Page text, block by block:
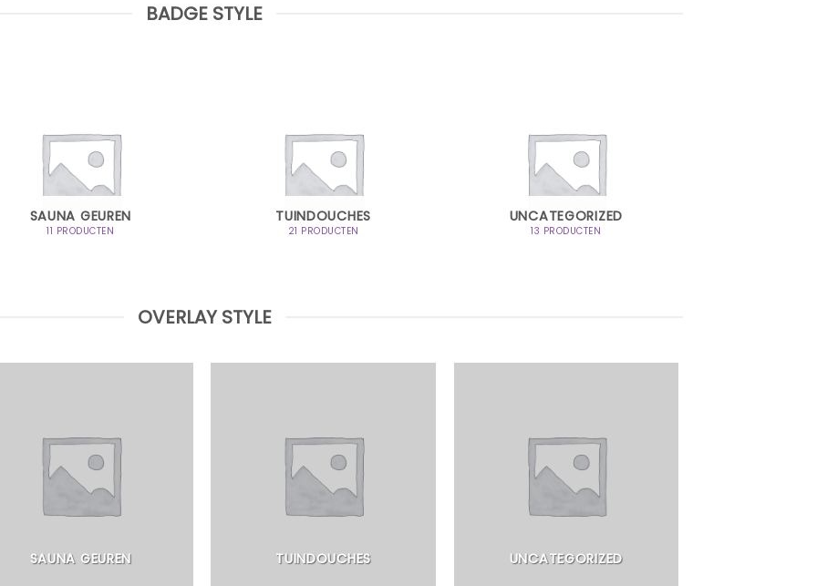
BADGE STYLE
SAUNA GEUREN
11 PRODUCTEN
TUINDOUCHES
21 PRODUCTEN
UNCATEGORIZED
13 PRODUCTEN
OVERLAY STYLE
SAUNA GEUREN TUINDOUCHES UNCATEGORIZED